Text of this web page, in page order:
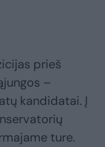
prieš
–
kandidatai. Į
ture.